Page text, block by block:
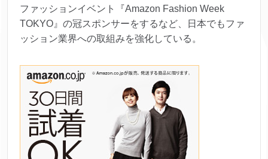
ファッションイベント『Amazon Fashion Week
TOKYO』の冠スポンサーをするなど、日本でもファ
ッション業界への取組みを強化している。